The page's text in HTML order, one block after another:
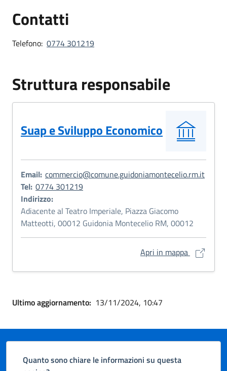
Contatti
Telefono: 0774 301219
Struttura responsabile
Suap e Sviluppo Economico
Email: commercio@comune.guidoniamontecelio.rm.it
Tel: 0774 301219
Indirizzo:
Adiacente al Teatro Imperiale, Piazza Giacomo
Matteotti, 00012 Guidonia Montecelio RM, 00012
Apri in mappa Suap e
Ultimo aggiornamento: 13/11/2024, 10:47
Quanto sono chiare le informazioni su questa